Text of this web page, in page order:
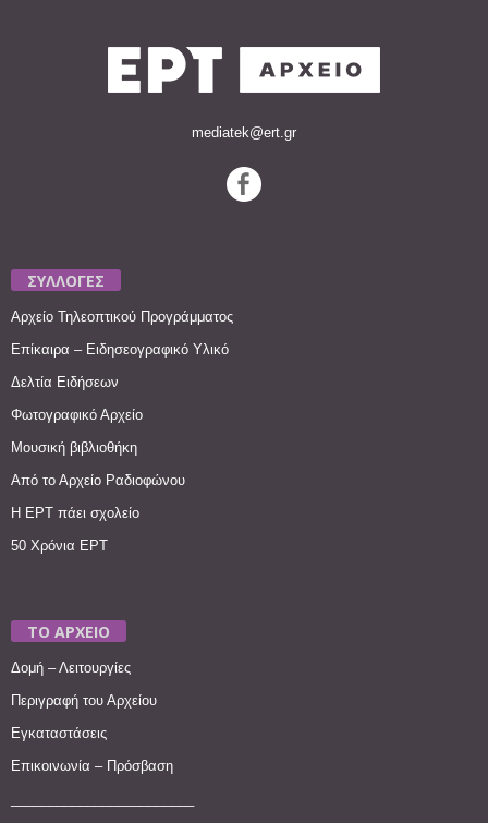
mediatek@ert.gr
ΣΥΛΛΟΓΕΣ
Αρχείο Τηλεοπτικού Προγράμματος
Επίκαιρα – Ειδησεογραφικό Υλικό
Δελτία Ειδήσεων
Φωτογραφικό Αρχείο
Μουσική βιβλιοθήκη
Από το Αρχείο Ραδιοφώνου
Η ΕΡΤ πάει σχολείο
50 Χρόνια ΕΡΤ
ΤΟ ΑΡΧΕΙΟ
Δομή – Λειτουργίες
Περιγραφή του Αρχείου
Εγκαταστάσεις
Επικοινωνία – Πρόσβαση